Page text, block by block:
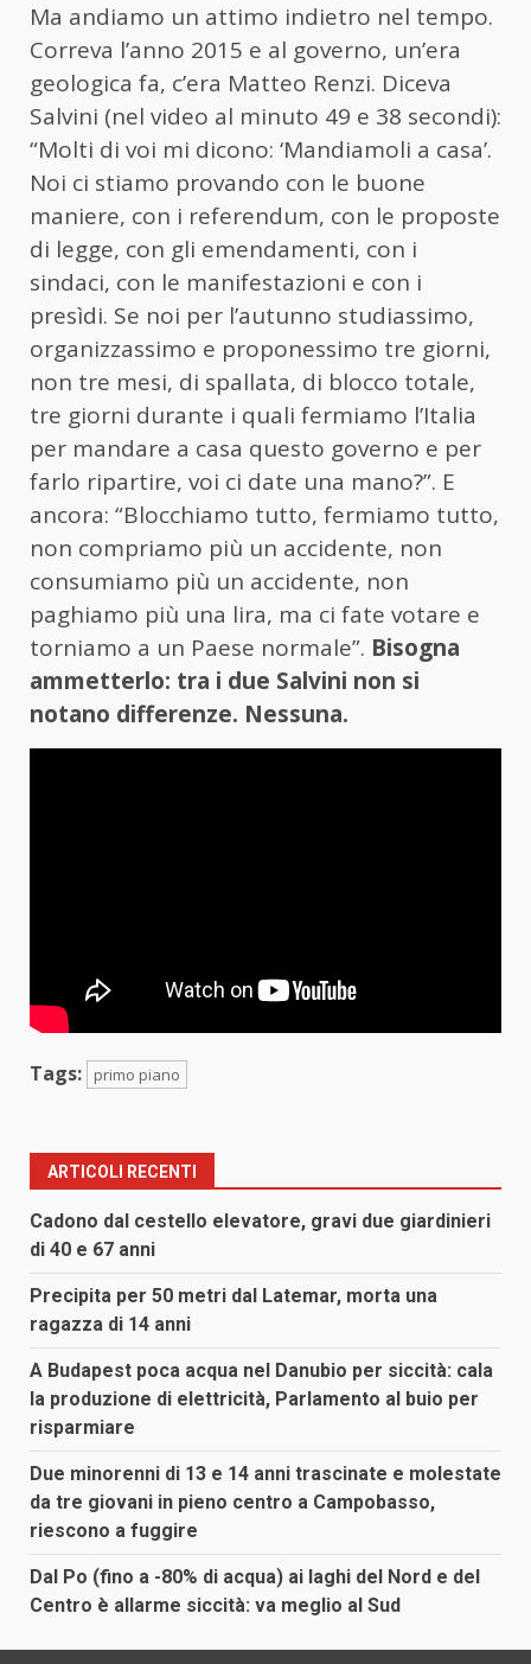
Ma andiamo un attimo indietro nel tempo.
Correva l’anno 2015 e al governo, un’era
geologica fa, c’era Matteo Renzi. Diceva
Salvini (nel video al minuto 49 e 38 secondi):
“Molti di voi mi dicono: ‘Mandiamoli a casa’.
Noi ci stiamo provando con le buone
maniere, con i referendum, con le proposte
di legge, con gli emendamenti, con i
sindaci, con le manifestazioni e con i
presìdi. Se noi per l’autunno studiassimo,
organizzassimo e proponessimo tre giorni,
non tre mesi, di spallata, di blocco totale,
tre giorni durante i quali fermiamo l’Italia
per mandare a casa questo governo e per
farlo ripartire, voi ci date una mano?”. E
ancora: “Blocchiamo tutto, fermiamo tutto,
non compriamo più un accidente, non
consumiamo più un accidente, non
paghiamo più una lira, ma ci fate votare e
torniamo a un Paese normale”. Bisogna
ammetterlo: tra i due Salvini non si
notano differenze. Nessuna.
Tags: primo piano
ARTICOLI RECENTI
Cadono dal cestello elevatore, gravi due giardinieri
di 40 e 67 anni
Precipita per 50 metri dal Latemar, morta una
ragazza di 14 anni
A Budapest poca acqua nel Danubio per siccità: cala
la produzione di elettricità, Parlamento al buio per
risparmiare
Due minorenni di 13 e 14 anni trascinate e molestate
da tre giovani in pieno centro a Campobasso,
riescono a fuggire
Dal Po (fino a -80% di acqua) ai laghi del Nord e del
Centro è allarme siccità: va meglio al Sud